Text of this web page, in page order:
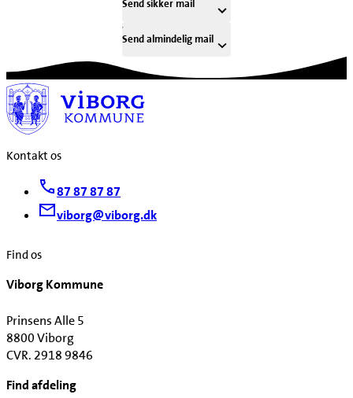
Send sikker mail
Send almindelig mail
Kontakt os
87 87 87 87
viborg@viborg.dk
Find os
Viborg Kommune
Prinsens Alle 5
8800 Viborg
CVR. 2918 9846
Find afdeling